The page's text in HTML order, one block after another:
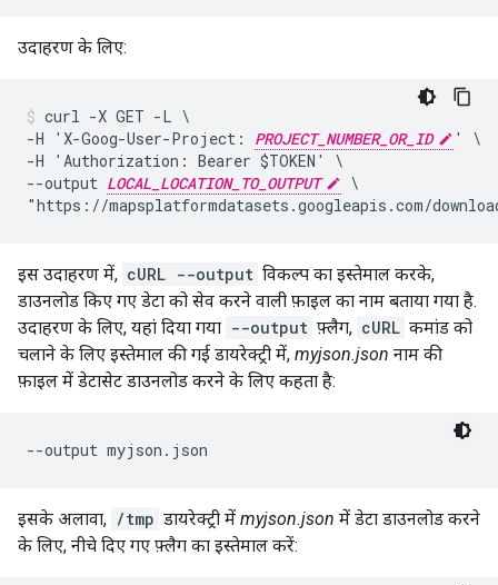
उदाहरण के लिए:
curl -X GET -L \
-H 'X-Goog-User-Project: PROJECT_NUMBER_OR_ID
' \
-H 'Authorization: Bearer $TOKEN' \
--output LOCAL_LOCATION_TO_OUTPUT
\
"https://mapsplatformdatasets.googleapis.com/
इस उदाहरण में, cURL --output विकल्प का इस्तेमाल करके,
डाउनलोड किए गए डेटा को सेव करने वाली फ़ाइल का नाम बताया गया है.
उदाहरण के लिए, यहां दिया गया --output फ़्लैग, cURL कमांड को
चलाने के लिए इस्तेमाल की गई डायरेक्ट्री में, myjson.json नाम की
फ़ाइल में डेटासेट डाउनलोड करने के लिए कहता है:
--output myjson.json
इसके अलावा, /tmp डायरेक्ट्री में myjson.json में डेटा डाउनलोड करने
के लिए, नीचे दिए गए फ़्लैग का इस्तेमाल करें: